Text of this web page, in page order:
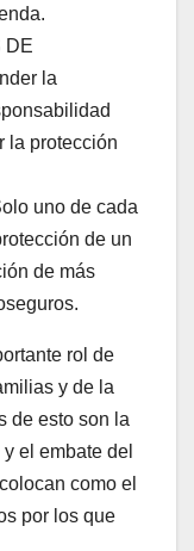
DE
la
la protección
uno de cada
de un
de más
rol de
y de la
de esto son la
el embate del
como el
por los que